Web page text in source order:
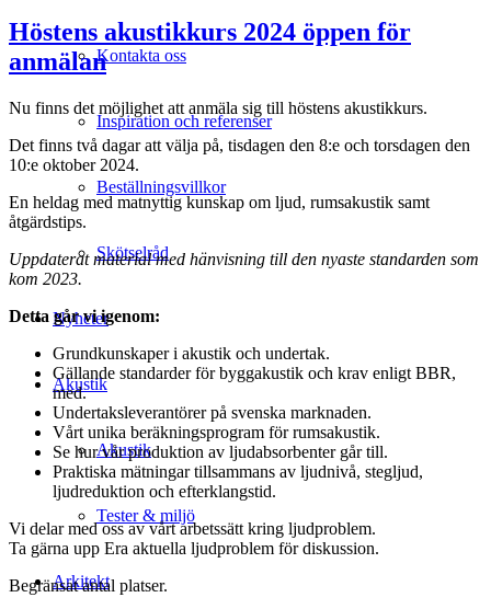
Kontakta oss
Inspiration och referenser
Beställningsvillkor
Skötselråd
Nyheter
Akustik
Akustik
Tester & miljö
Arkitekt
Höstens akustikkurs 2024 öppen för
anmälan
Nu finns det möjlighet att anmäla sig till höstens akustikkurs.
Det finns två dagar att välja på, tisdagen den 8:e och torsdagen den
10:e oktober 2024.
En heldag med matnyttig kunskap om ljud, rumsakustik samt
åtgärdstips.
Uppdaterat material med hänvisning till den nyaste standarden som
kom 2023.
Detta går vi igenom:
Grundkunskaper i akustik och undertak.
Gällande standarder för byggakustik och krav enligt BBR,
med.
Undertaksleverantörer på svenska marknaden.
Vårt unika beräkningsprogram för rumsakustik.
Se hur vår produktion av ljudabsorbenter går till.
Praktiska mätningar tillsammans av ljudnivå, stegljud,
ljudreduktion och efterklangstid.
Vi delar med oss av vårt arbetssätt kring ljudproblem.
Ta gärna upp Era aktuella ljudproblem för diskussion.
Begränsat antal platser.